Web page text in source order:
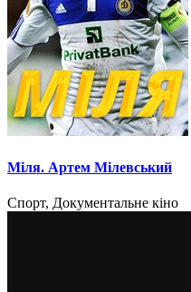
Міля. Артем Мілевський
Спорт, Документальне кіно